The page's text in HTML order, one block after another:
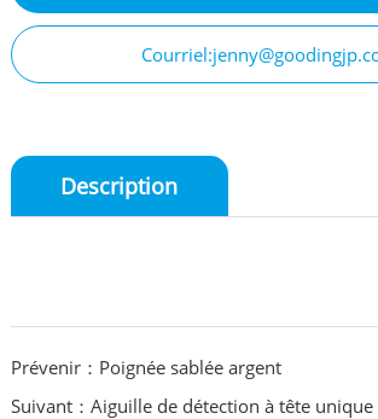
Description
Prévenir：Poignée sablée argent
Suivant：Aiguille de détection à tête unique